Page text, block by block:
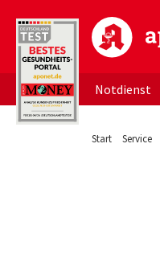
aponet.de -
Notdienst
Start Service